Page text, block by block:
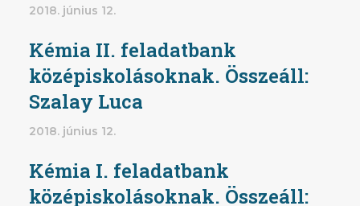
2018. június 12.
Kémia II. feladatbank
középiskolásoknak. Összeáll:
Szalay Luca
2018. június 12.
Kémia I. feladatbank
középiskolásoknak. Összeáll: